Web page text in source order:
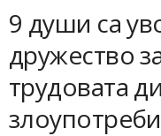
9 души са
дружество
трудовата
злоупотреби